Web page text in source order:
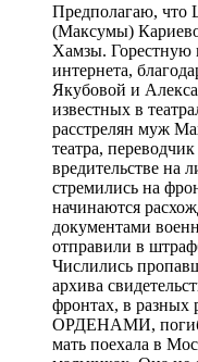
Предполагаю,
(Максумы)
Хамзы. Горестную
интернета,
Якубовой и
известных в
расстрелян муж
театра,
вредительстве на
стремились на
начинаются
документами
отправили в
Числились
архива
фронтах, в разных
ОРДЕНАМИ,
мать поехала в